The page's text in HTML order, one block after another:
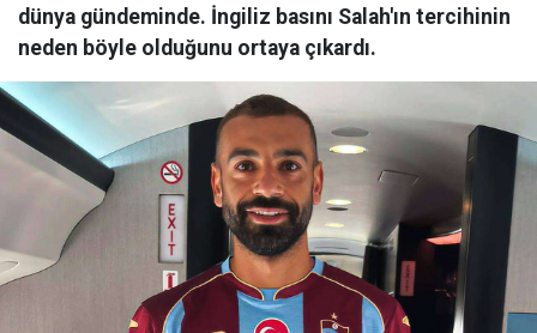
dünya gündeminde. İngiliz basını Salah'ın tercihinin
neden böyle olduğunu ortaya çıkardı.